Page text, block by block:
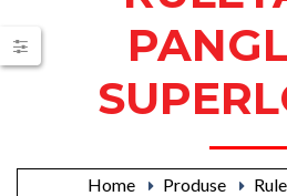
Home Produse